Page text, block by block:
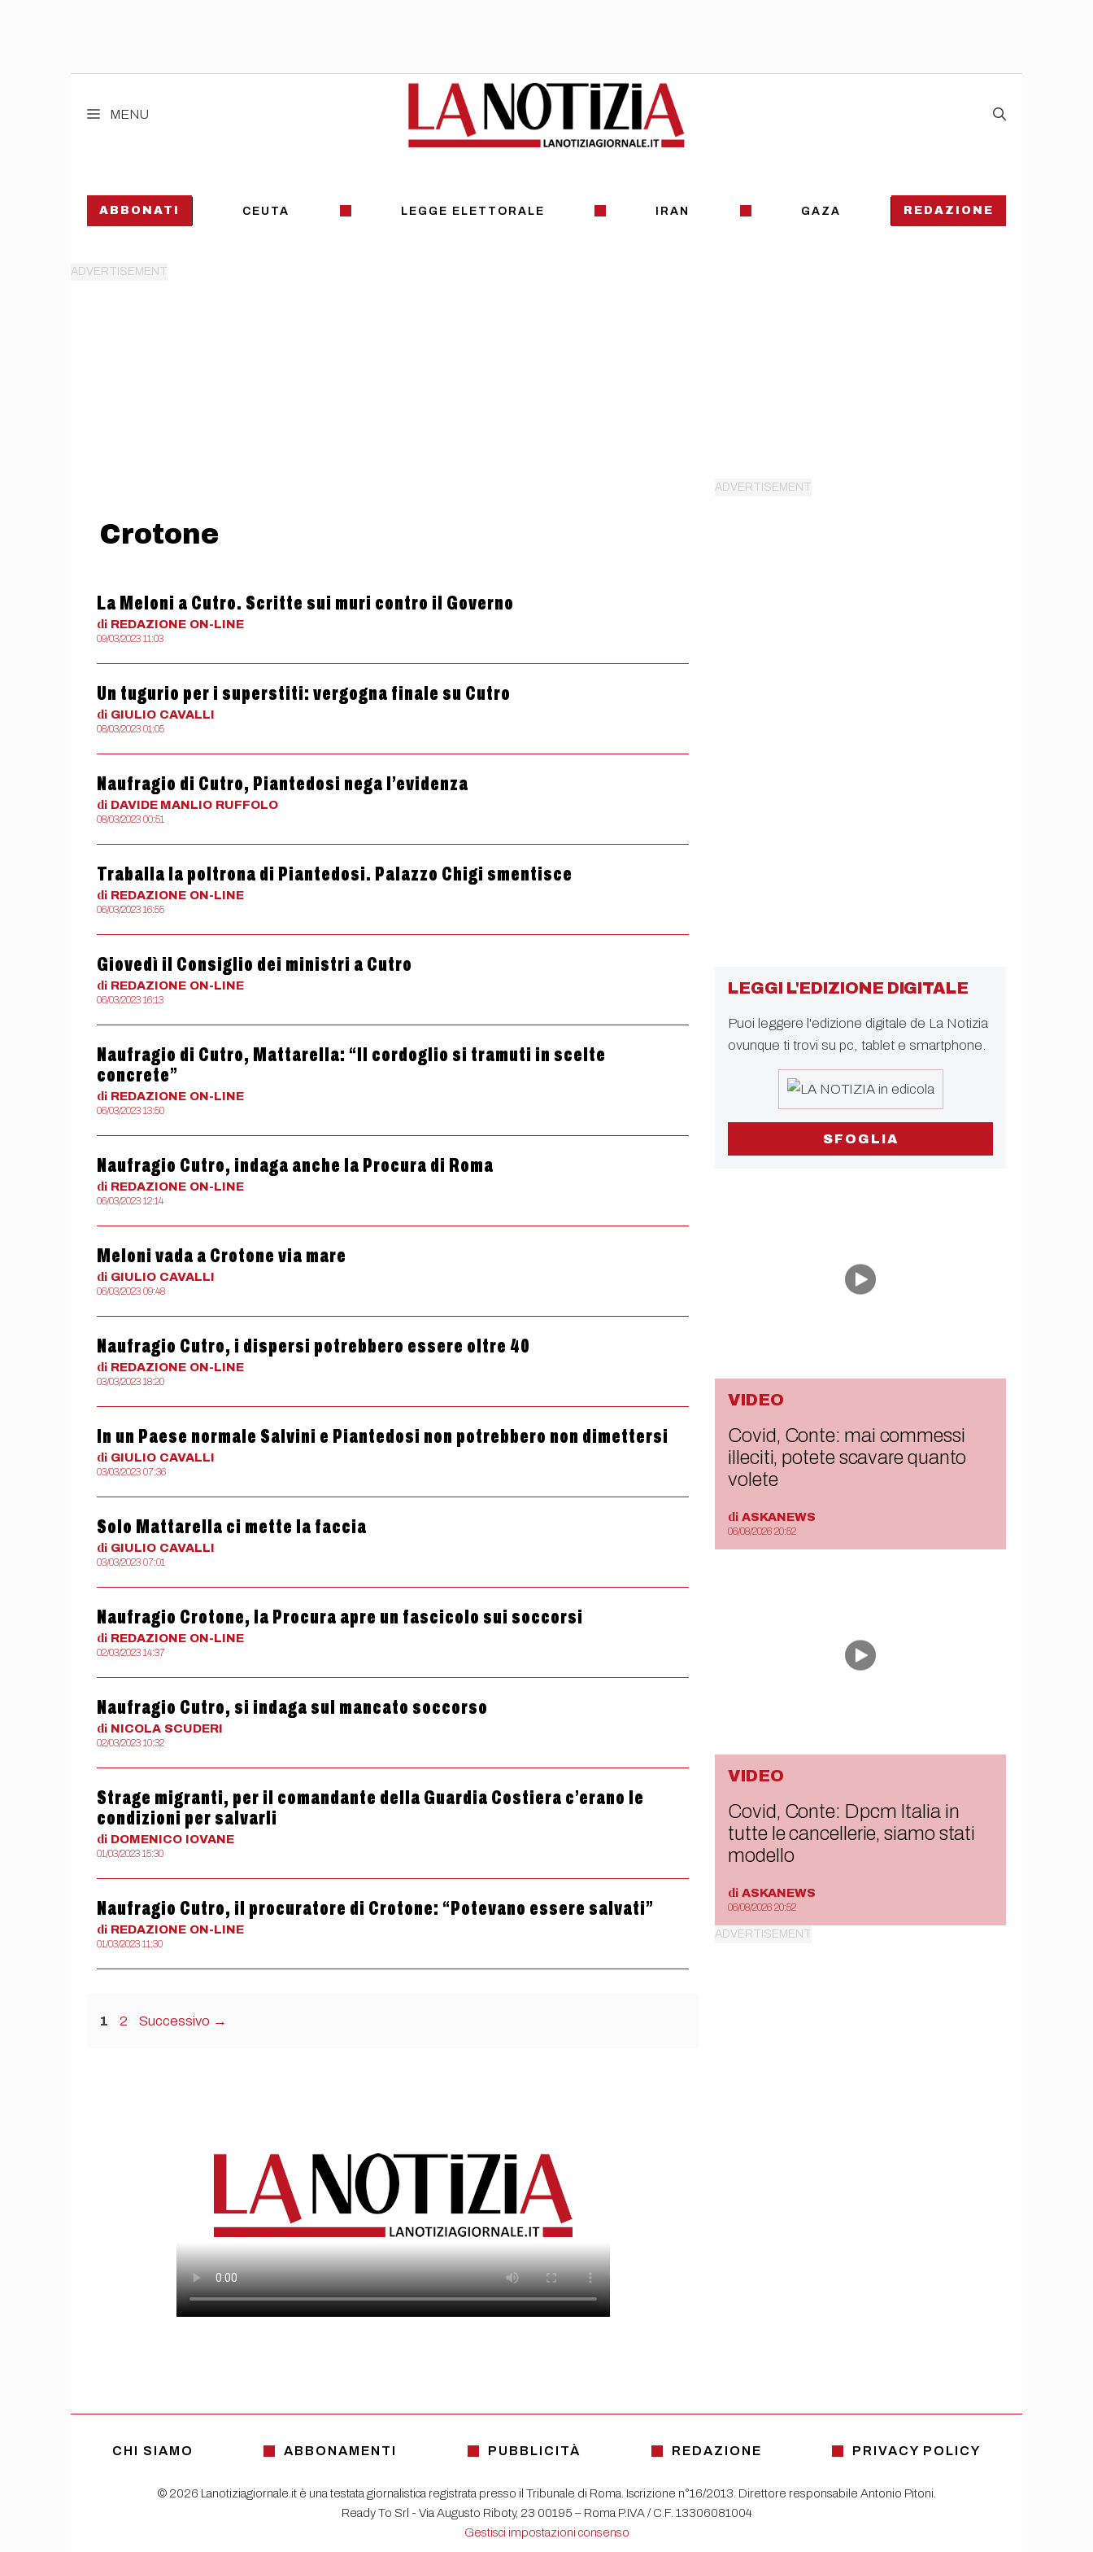
MENU
ABBONATI CEUTA LEGGE ELETTORALE IRAN GAZA REDAZIONE
Crotone
La Meloni a Cutro. Scritte sui muri contro il Governo
di REDAZIONE ON-LINE
09/03/2023 11:03
Un tugurio per i superstiti: vergogna finale su Cutro
di GIULIO CAVALLI
08/03/2023 01:05
Naufragio di Cutro, Piantedosi nega l’evidenza
di DAVIDE MANLIO RUFFOLO
08/03/2023 00:51
Traballa la poltrona di Piantedosi. Palazzo Chigi smentisce
di REDAZIONE ON-LINE
06/03/2023 16:55
Giovedì il Consiglio dei ministri a Cutro
di REDAZIONE ON-LINE
06/03/2023 16:13
Naufragio di Cutro, Mattarella: “Il cordoglio si tramuti in scelte
concrete”
di REDAZIONE ON-LINE
06/03/2023 13:50
Naufragio Cutro, indaga anche la Procura di Roma
di REDAZIONE ON-LINE
06/03/2023 12:14
Meloni vada a Crotone via mare
di GIULIO CAVALLI
06/03/2023 09:48
Naufragio Cutro, i dispersi potrebbero essere oltre 40
di REDAZIONE ON-LINE
03/03/2023 18:20
In un Paese normale Salvini e Piantedosi non potrebbero non dimettersi
di GIULIO CAVALLI
03/03/2023 07:36
Solo Mattarella ci mette la faccia
di GIULIO CAVALLI
03/03/2023 07:01
Naufragio Crotone, la Procura apre un fascicolo sui soccorsi
di REDAZIONE ON-LINE
02/03/2023 14:37
Naufragio Cutro, si indaga sul mancato soccorso
di NICOLA SCUDERI
02/03/2023 10:32
Strage migranti, per il comandante della Guardia Costiera c’erano le
condizioni per salvarli
di DOMENICO IOVANE
01/03/2023 15:30
Naufragio Cutro, il procuratore di Crotone: “Potevano essere salvati”
di REDAZIONE ON-LINE
01/03/2023 11:30
Pagina
1 Pagina
2 Successivo →
LEGGI L'EDIZIONE DIGITALE
Puoi leggere l'edizione digitale de La Notizia
ovunque ti trovi su pc, tablet e smartphone.
SFOGLIA
VIDEO
Covid, Conte: mai commessi
illeciti, potete scavare quanto
volete
di ASKANEWS
06/08/2026 20:52
VIDEO
Covid, Conte: Dpcm Italia in
tutte le cancellerie, siamo stati
modello
di ASKANEWS
06/08/2026 20:52
CHI SIAMO ABBONAMENTI PUBBLICITÀ REDAZIONE PRIVACY POLICY
© 2026 Lanotiziagiornale.it è una testata giornalistica registrata presso il Tribunale di Roma. Iscrizione n°16/2013. Direttore responsabile Antonio Pitoni.
Ready To Srl - Via Augusto Riboty, 23 00195 – Roma P.IVA / C.F. 13306081004
Gestisci impostazioni consenso